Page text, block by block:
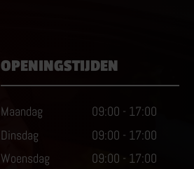
OPENINGSTIJDEN
Maandag 09:00 - 17:00
Dinsdag
09:00 - 17:00
Woensdag
09:00 - 17:00